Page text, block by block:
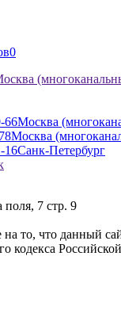
0
66Москва
Москва
16Санк-Петербург
поля, 7 стр. 9
то, что данный
кодекса